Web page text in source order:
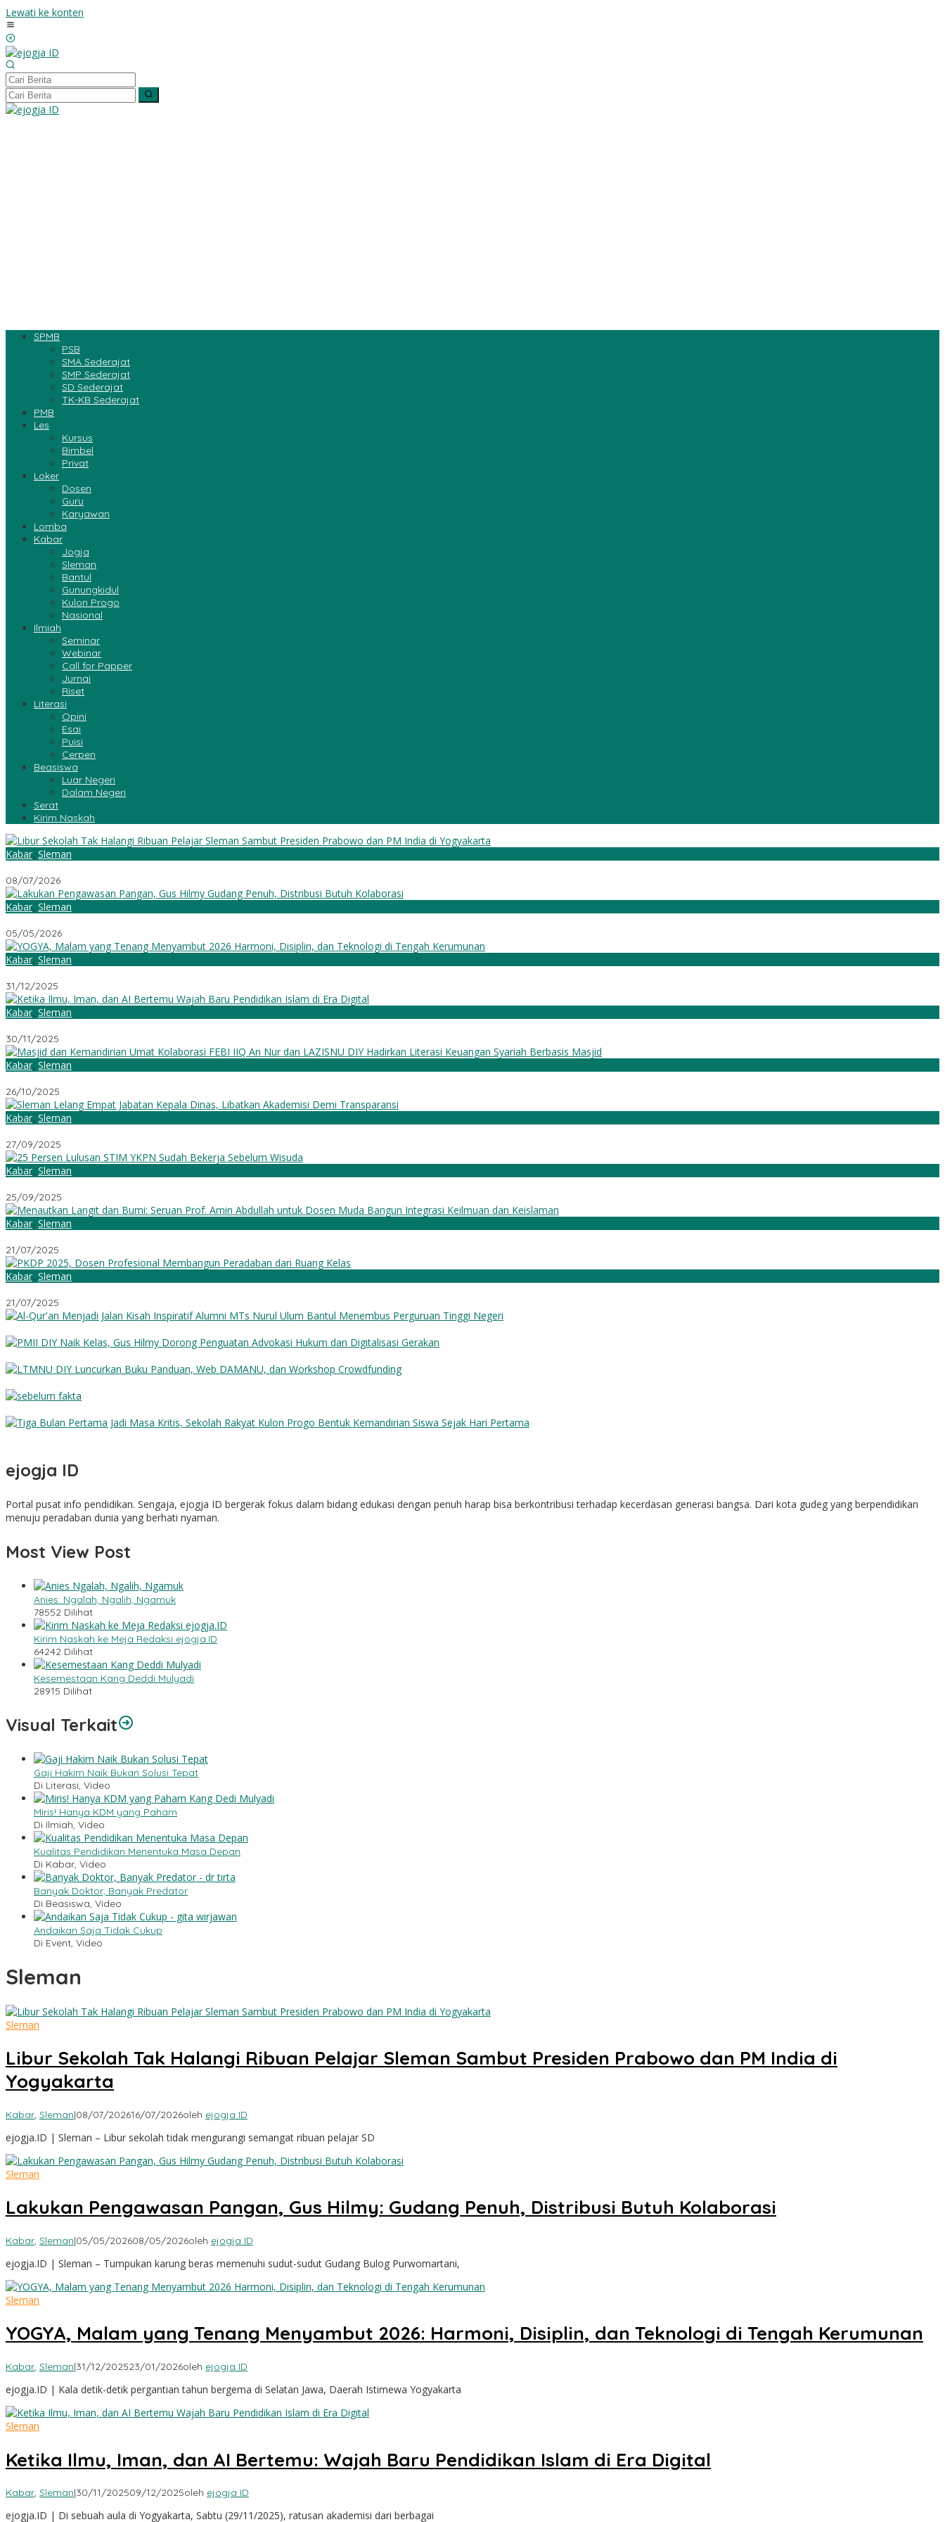
Lewati ke konten
SPMB
PSB
SMA Sederajat
SMP Sederajat
SD Sederajat
TK-KB Sederajat
PMB
Les
Kursus
Bimbel
Privat
Loker
Dosen
Guru
Karyawan
Lomba
Kabar
Jogja
Sleman
Bantul
Gunungkidul
Kulon Progo
Nasional
Ilmiah
Seminar
Webinar
Call for Papper
Jurnai
Riset
Literasi
Opini
Esai
Puisi
Cerpen
Beasiswa
Luar Negeri
Dalam Negeri
Serat
Kirim Naskah
Kabar, Sleman
08/07/2026
Kabar, Sleman
05/05/2026
Kabar, Sleman
31/12/2025
Kabar, Sleman
30/11/2025
Kabar, Sleman
26/10/2025
Kabar, Sleman
27/09/2025
Kabar, Sleman
25/09/2025
Kabar, Sleman
21/07/2025
Kabar, Sleman
21/07/2025
ejogja ID
Portal pusat info pendidikan. Sengaja, ejogja ID bergerak fokus dalam bidang edukasi dengan penuh harap bisa berkontribusi terhadap kecerdasan generasi bangsa. Dari kota gudeg yang berpendidikan
menuju peradaban dunia yang berhati nyaman.
Most View Post
Anies: Ngalah, Ngalih, Ngamuk
78552 Dilihat
Kirim Naskah ke Meja Redaksi ejogja.ID
64242 Dilihat
Kesemestaan Kang Deddi Mulyadi
28915 Dilihat
Visual Terkait
Gaji Hakim Naik Bukan Solusi Tepat
Di Literasi, Video
Miris! Hanya KDM yang Paham
Di Ilmiah, Video
Kualitas Pendidikan Menentuka Masa Depan
Di Kabar, Video
Banyak Doktor, Banyak Predator
Di Beasiswa, Video
Andaikan Saja Tidak Cukup
Di Event, Video
Sleman
Sleman
Libur Sekolah Tak Halangi Ribuan Pelajar Sleman Sambut Presiden Prabowo dan PM India di
Yogyakarta
Kabar, Sleman|08/07/202616/07/2026oleh ejogja ID
ejogja.ID | Sleman – Libur sekolah tidak mengurangi semangat ribuan pelajar SD
Sleman
Lakukan Pengawasan Pangan, Gus Hilmy: Gudang Penuh, Distribusi Butuh Kolaborasi
Kabar, Sleman|05/05/202608/05/2026oleh ejogja ID
ejogja.ID | Sleman – Tumpukan karung beras memenuhi sudut-sudut Gudang Bulog Purwomartani,
Sleman
YOGYA, Malam yang Tenang Menyambut 2026: Harmoni, Disiplin, dan Teknologi di Tengah Kerumunan
Kabar, Sleman|31/12/202523/01/2026oleh ejogja ID
ejogja.ID | Kala detik-detik pergantian tahun bergema di Selatan Jawa, Daerah Istimewa Yogyakarta
Sleman
Ketika Ilmu, Iman, dan AI Bertemu: Wajah Baru Pendidikan Islam di Era Digital
Kabar, Sleman|30/11/202509/12/2025oleh ejogja ID
ejogja.ID | Di sebuah aula di Yogyakarta, Sabtu (29/11/2025), ratusan akademisi dari berbagai